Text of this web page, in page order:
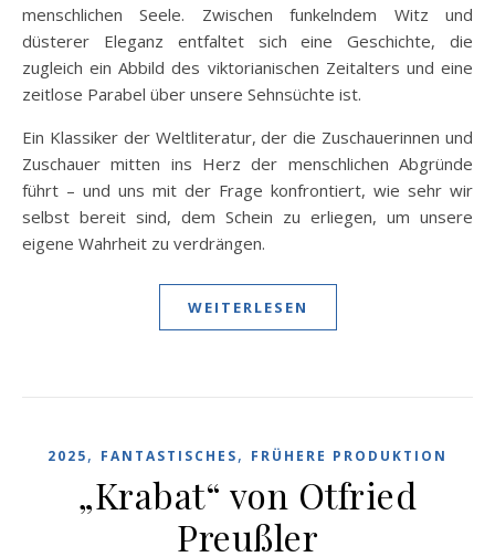
menschlichen Seele. Zwischen funkelndem Witz und
düsterer Eleganz entfaltet sich eine Geschichte, die
zugleich ein Abbild des viktorianischen Zeitalters und eine
zeitlose Parabel über unsere Sehnsüchte ist.
Ein Klassiker der Weltliteratur, der die Zuschauerinnen und
Zuschauer mitten ins Herz der menschlichen Abgründe
führt – und uns mit der Frage konfrontiert, wie sehr wir
selbst bereit sind, dem Schein zu erliegen, um unsere
eigene Wahrheit zu verdrängen.
WEITERLESEN
2025, FANTASTISCHES, FRÜHERE PRODUKTION
„Krabat“ von Otfried
Preußler